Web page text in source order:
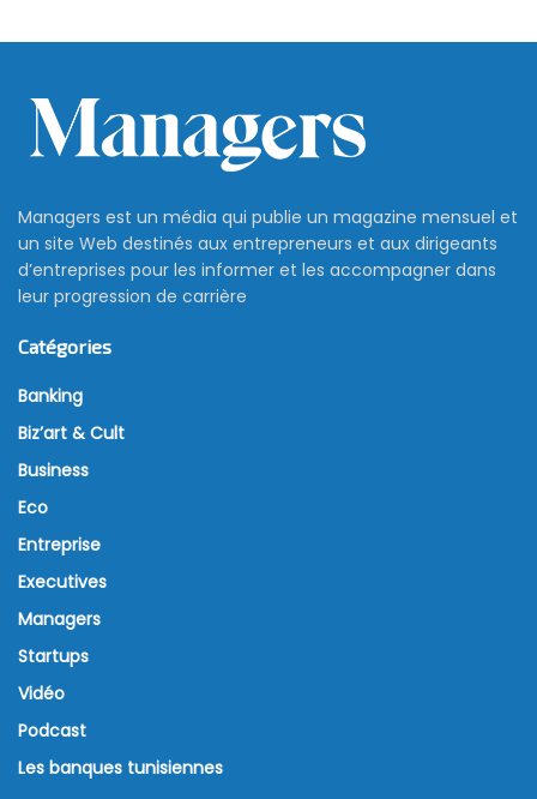
Managers est un média qui publie un magazine mensuel et
un site Web destinés aux entrepreneurs et aux dirigeants
d’entreprises pour les informer et les accompagner dans
leur progression de carrière
Catégories
Banking
Biz’art & Cult
Business
Eco
Entreprise
Executives
Managers
Startups
Vidéo
Podcast
Les banques tunisiennes